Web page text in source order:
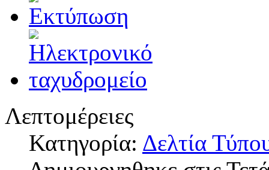
Λεπτομέρειες
Κατηγορία: Δελτία